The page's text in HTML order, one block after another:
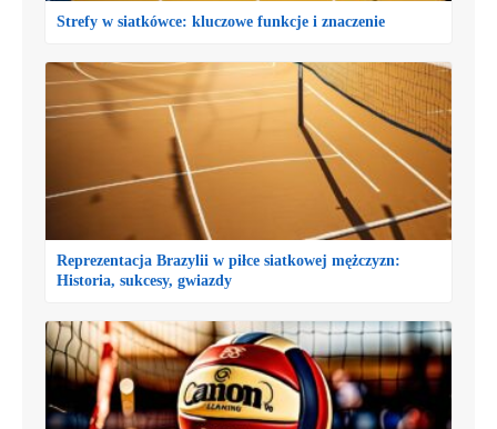
Strefy w siatkówce: kluczowe funkcje i znaczenie
Reprezentacja Brazylii w piłce siatkowej mężczyzn:
Historia, sukcesy, gwiazdy